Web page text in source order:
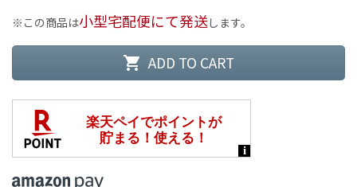
この商品は小型宅配便にて発送します。
shopping_cart ADD TO CART